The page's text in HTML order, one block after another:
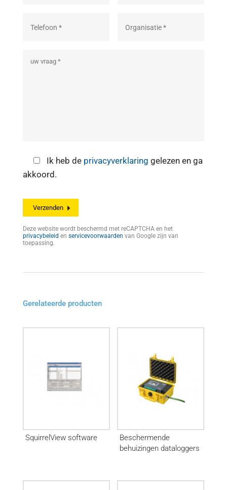
Ik heb de privacyverklaring gelezen en ga
akkoord.
Deze website wordt beschermd met reCAPTCHA en het
privacybeleid en servicevoorwaarden van Google zijn van
toepassing.
Gerelateerde producten
SquirrelView software
Beschermende
behuizingen dataloggers